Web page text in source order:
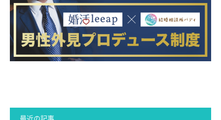
最近の記事